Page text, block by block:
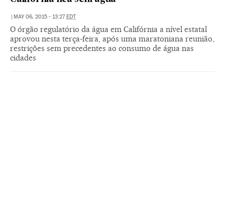
| MAY 06, 2015 - 13:27EDT
O órgão regulatório da água em Califórnia a nível estatal
aprovou nesta terça-feira, após uma maratoniana reunião,
restrições sem precedentes ao consumo de água nas
cidades